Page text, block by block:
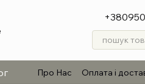
Про Нас Оплата і